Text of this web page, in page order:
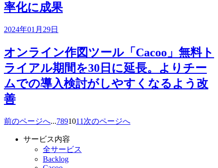
率化に成果
2024年01月29日
オンライン作図ツール「Cacoo」無料ト
ライアル期間を30日に延長。よりチー
ムでの導入検討がしやすくなるよう改
善
前のページへ...7891011 次のページへ
サービス内容
全サービス
Backlog